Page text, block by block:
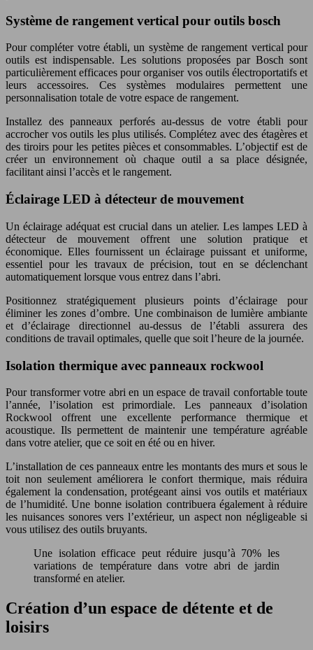
Système de rangement vertical pour outils bosch
Pour compléter votre établi, un système de rangement vertical pour
outils est indispensable. Les solutions proposées par Bosch sont
particulièrement efficaces pour organiser vos outils électroportatifs et
leurs accessoires. Ces systèmes modulaires permettent une
personnalisation totale de votre espace de rangement.
Installez des panneaux perforés au-dessus de votre établi pour
accrocher vos outils les plus utilisés. Complétez avec des étagères et
des tiroirs pour les petites pièces et consommables. L’objectif est de
créer un environnement où chaque outil a sa place désignée,
facilitant ainsi l’accès et le rangement.
Éclairage LED à détecteur de mouvement
Un éclairage adéquat est crucial dans un atelier. Les lampes LED à
détecteur de mouvement offrent une solution pratique et
économique. Elles fournissent un éclairage puissant et uniforme,
essentiel pour les travaux de précision, tout en se déclenchant
automatiquement lorsque vous entrez dans l’abri.
Positionnez stratégiquement plusieurs points d’éclairage pour
éliminer les zones d’ombre. Une combinaison de lumière ambiante
et d’éclairage directionnel au-dessus de l’établi assurera des
conditions de travail optimales, quelle que soit l’heure de la journée.
Isolation thermique avec panneaux rockwool
Pour transformer votre abri en un espace de travail confortable toute
l’année, l’isolation est primordiale. Les panneaux d’isolation
Rockwool offrent une excellente performance thermique et
acoustique. Ils permettent de maintenir une température agréable
dans votre atelier, que ce soit en été ou en hiver.
L’installation de ces panneaux entre les montants des murs et sous le
toit non seulement améliorera le confort thermique, mais réduira
également la condensation, protégeant ainsi vos outils et matériaux
de l’humidité. Une bonne isolation contribuera également à réduire
les nuisances sonores vers l’extérieur, un aspect non négligeable si
vous utilisez des outils bruyants.
Une isolation efficace peut réduire jusqu’à 70% les
variations de température dans votre abri de jardin
transformé en atelier.
Création d’un espace de détente et de
loisirs